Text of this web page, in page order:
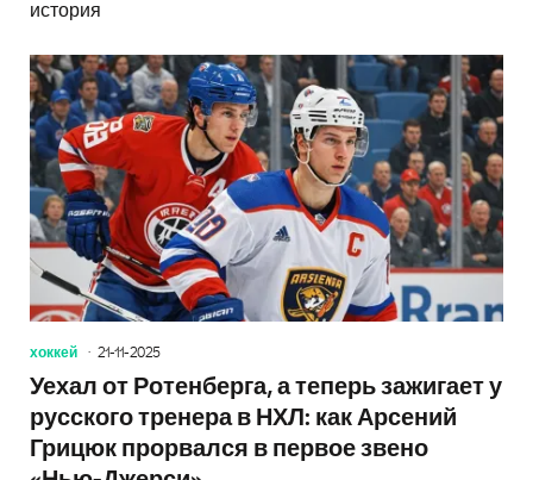
история
хоккей 21-11-2025
Уехал от Ротенберга, а теперь зажигает у
русского тренера в НХЛ: как Арсений
Грицюк прорвался в первое звено